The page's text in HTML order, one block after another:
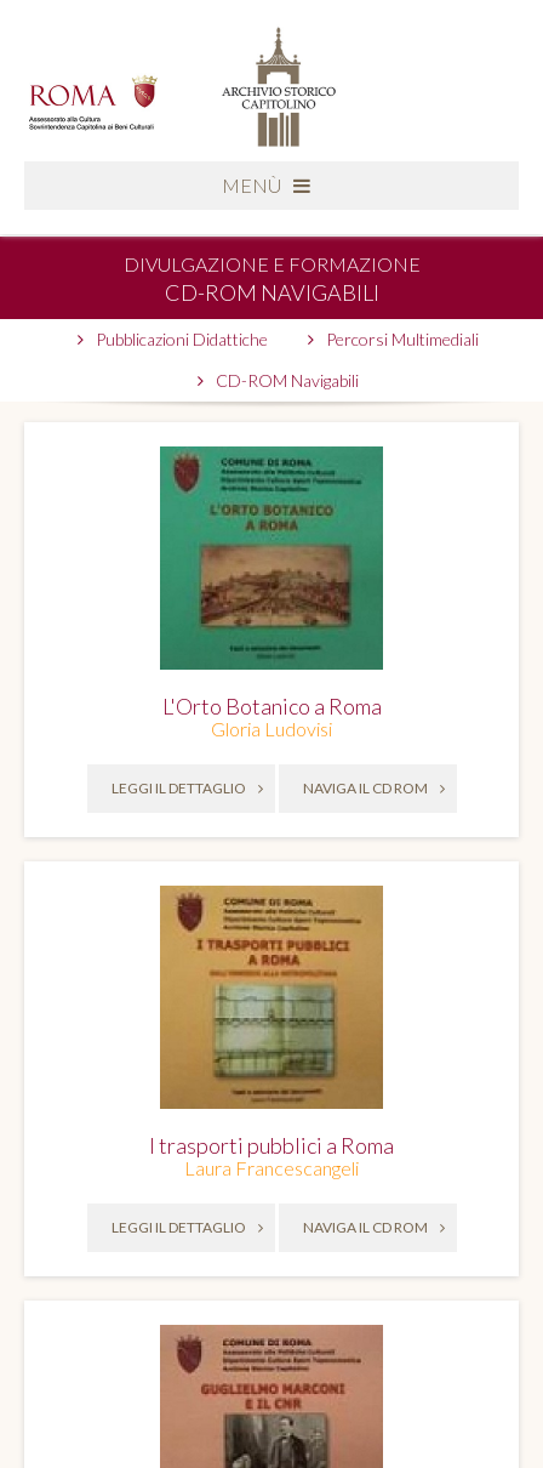
MENÙ
DIVULGAZIONE E FORMAZIONE
CD-ROM NAVIGABILI
Pubblicazioni Didattiche
Percorsi Multimediali
CD-ROM Navigabili
L'Orto Botanico a Roma
Gloria Ludovisi
LEGGI IL DETTAGLIO NAVIGA IL CD ROM
I trasporti pubblici a Roma
Laura Francescangeli
LEGGI IL DETTAGLIO NAVIGA IL CD ROM